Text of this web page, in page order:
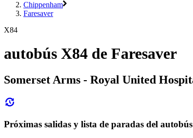
Chippenham
Faresaver
X84
autobús X84 de Faresaver
Somerset Arms - Royal United
Próximas salidas y lista de paradas del